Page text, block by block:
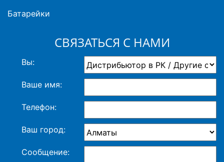
Батарейки
СВЯЗАТЬСЯ С НАМИ
Вы:
Ваше имя:
Телефон:
Ваш город:
Сообщение: